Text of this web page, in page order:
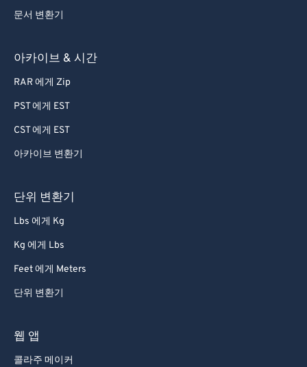
문서 변환기
아카이브 & 시간
RAR 에게 Zip
PST 에게 EST
CST 에게 EST
아카이브 변환기
단위 변환기
Lbs 에게 Kg
Kg 에게 Lbs
Feet 에게 Meters
단위 변환기
웹 앱
콜라주 메이커